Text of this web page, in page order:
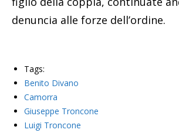
denuncia alle forze dell’ordine.
Tags:
Benito Divano
Camorra
Giuseppe Troncone
Luigi Troncone